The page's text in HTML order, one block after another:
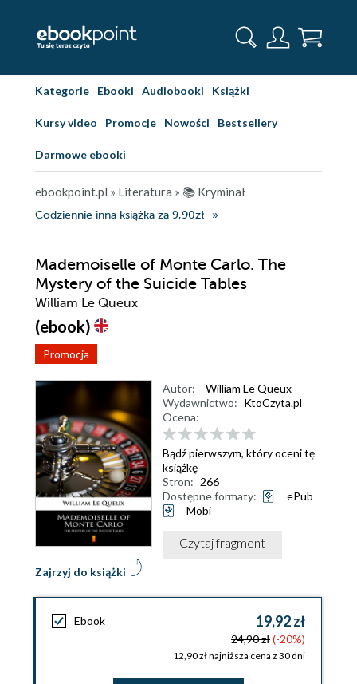
Kategorie Ebooki Audiobooki Książki
Kursy video Promocje Nowości Bestsellery
Darmowe ebooki
ebookpoint.pl » Literatura » 📚 Kryminał
Codziennie inna książka za 9,90zł
Mademoiselle of Monte Carlo. The
Mystery of the Suicide Tables
William Le Queux
(ebook)
Promocja
Zajrzyj do książki
Autor:
William Le Queux
Wydawnictwo: KtoCzyta.pl
Ocena:
Bądź pierwszym, który oceni tę
książkę
Stron: 266
Dostępne formaty:
ePub
Mobi
Czytaj fragment
Ebook 19,92 zł
24,90 zł(-20%)
12,90 zł najniższa cena z 30 dni